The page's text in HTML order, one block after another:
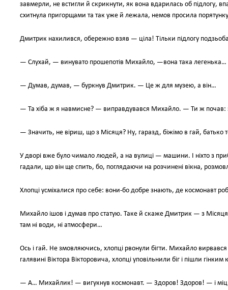
завмерли, не встигли й скрикнути, як вона вдарилась об підлогу,
схитнула пригорщами та так уже й лежала, немов просила
Дмитрик нахилився, обережно взяв — ціла! Тільки підлогу
— Слухай, — винувато прошепотів Михайло, —вона така легенька…
— Думав, думав, — буркнув Дмитрик. — Це ж для музею, а він…
— Та хіба ж я навмисне? — виправдувався Михайло. — Ти ж почав:
— Значить, не віриш, що з Місяця? Ну, гаразд, біжімо в гай, батько
У дворі вже було чимало людей, а на вулиці — машини. І ніхто з
гадали, що він ще спить, бо, поглядаючи на розчинені вікна,
Хлопці усміхалися про себе: вони-бо добре знають, де космонавт
Михайло ішов і думав про статую. Таке й скаже Дмитрик — з
там ні води, ні атмосфери…
Ось і гай. Не змовляючись, хлопці рвонули бігти. Михайло
галявині Віктора Вікторовича, хлопці уповільнили біг і пішли гінким
— А… Михайлик! — вигукнув космонавт. — Здоров! Здоров! — і